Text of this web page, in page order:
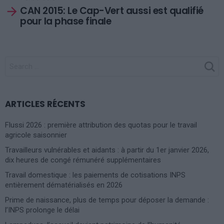
CAN 2015: Le Cap-Vert aussi est qualifié
pour la phase finale
ARTICLES RÉCENTS
Flussi 2026 : première attribution des quotas pour le travail
agricole saisonnier
Travailleurs vulnérables et aidants : à partir du 1er janvier 2026,
dix heures de congé rémunéré supplémentaires
Travail domestique : les paiements de cotisations INPS
entièrement dématérialisés en 2026
Prime de naissance, plus de temps pour déposer la demande :
l’INPS prolonge le délai